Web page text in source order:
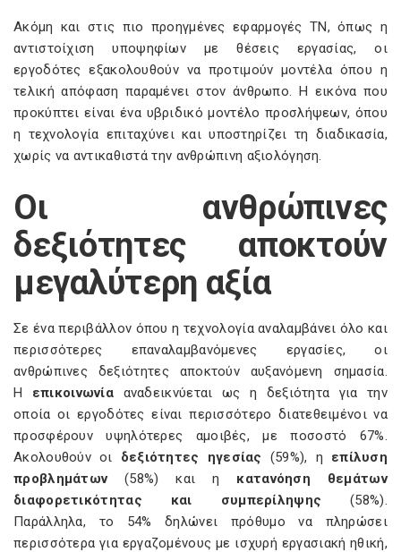
Ακόμη και στις πιο προηγμένες εφαρμογές ΤΝ, όπως η
αντιστοίχιση υποψηφίων με θέσεις εργασίας, οι
εργοδότες εξακολουθούν να προτιμούν μοντέλα όπου η
τελική απόφαση παραμένει στον άνθρωπο. Η εικόνα που
προκύπτει είναι ένα υβριδικό μοντέλο προσλήψεων, όπου
η τεχνολογία επιταχύνει και υποστηρίζει τη διαδικασία,
χωρίς να αντικαθιστά την ανθρώπινη αξιολόγηση.
Οι ανθρώπινες
δεξιότητες αποκτούν
μεγαλύτερη αξία
Σε ένα περιβάλλον όπου η τεχνολογία αναλαμβάνει όλο και
περισσότερες επαναλαμβανόμενες εργασίες, οι
ανθρώπινες δεξιότητες αποκτούν αυξανόμενη σημασία.
Η επικοινωνία αναδεικνύεται ως η δεξιότητα για την
οποία οι εργοδότες είναι περισσότερο διατεθειμένοι να
προσφέρουν υψηλότερες αμοιβές, με ποσοστό 67%.
Ακολουθούν οι δεξιότητες ηγεσίας (59%), η επίλυση
προβλημάτων(58%) και η κατανόηση θεμάτων
διαφορετικότητας και συμπερίληψης (58%).
Παράλληλα, το 54% δηλώνει πρόθυμο να πληρώσει
περισσότερα για εργαζομένους με ισχυρή εργασιακή ηθική,